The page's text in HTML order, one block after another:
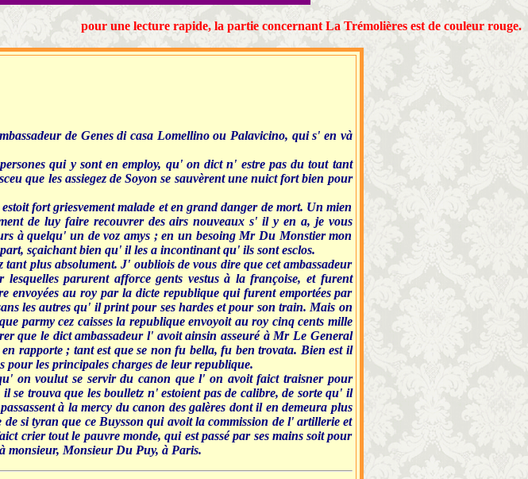
pour une lecture rapide, la partie concernant La Trémolières est de couleur rouge.
de Genes di casa Lomellino ou Palavicino, qui s' en và
qui y sont en employ, qu' on dict n' estre pas du tout tant
que les assiegez de Soyon se sauvèrent une nuict fort bien pour
fort griesvement malade et en grand danger de mort. Un mien
de luy faire recouvrer des airs nouveaux s' il y en a, je vous
à quelqu' un de voz amys ; en un besoing Mr Du Monstier mon
sçaichant bien qu' il les a incontinant qu' ils sont esclos.
plus absolument. J' oubliois de vous dire que cet ambassadeur
parurent afforce gents vestus à la françoise, et furent
envoyées au roy par la dicte republique qui furent emportées par
les autres qu' il print pour ses hardes et pour son train. Mais on
parmy cez caisses la republique envoyoit au roy cinq cents mille
que le dict ambassadeur l' avoit ainsin asseuré à Mr Le General
rapporte ; tant est que se non fu bella, fu ben trovata. Bien est il
pour les principales charges de leur republique.
on voulut se servir du canon que l' on avoit faict traisner pour
se trouva que les boulletz n' estoient pas de calibre, de sorte qu' il
à la mercy du canon des galères dont il en demeura plus
si tyran que ce Buysson qui avoit la commission de l' artillerie et
crier tout le pauvre monde, qui est passé par ses mains soit pour
monsieur, Monsieur Du Puy, à Paris.